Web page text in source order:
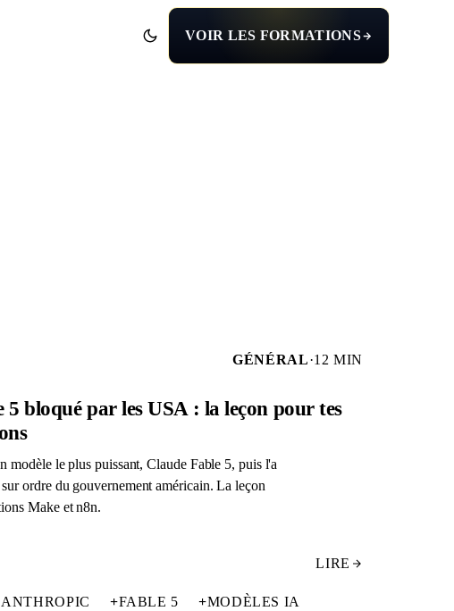
VOIR LES FORMATIONS
GÉNÉRAL·12 MIN
5 bloqué par les USA : la leçon pour tes
modèle le plus puissant, Claude Fable 5, puis l'a
ordre du gouvernement américain. La leçon
Make et n8n.
LIRE
ANTHROPIC +FABLE 5 +MODÈLES IA